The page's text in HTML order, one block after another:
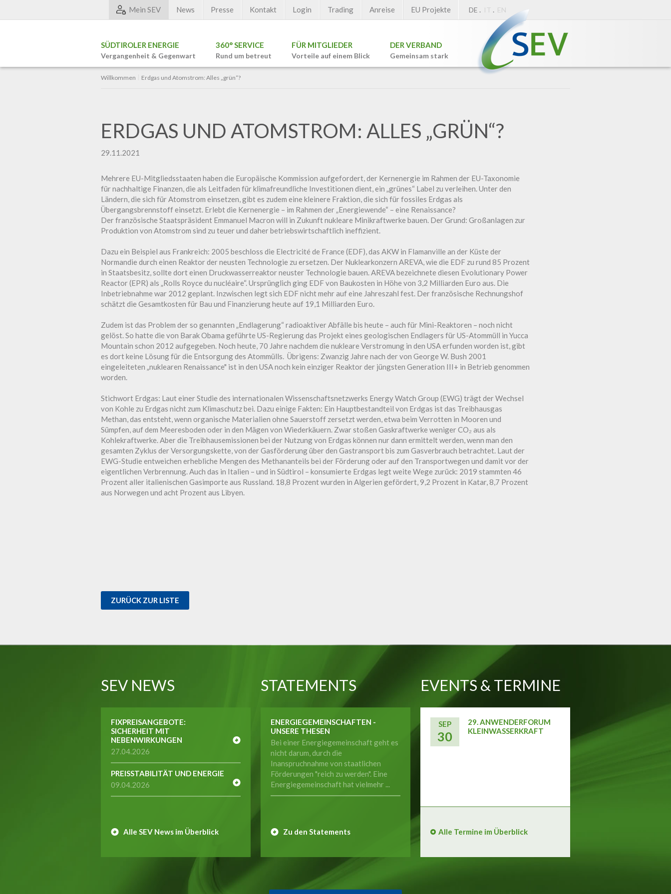
SÜDTIROLER ENERGIE
Vergangenheit & Gegenwart
360° SERVICE
Rund um betreut
FÜR MITGLIEDER
Vorteile auf einem Blick
DER VERBAND
Gemeinsam stark
Mein SEV News Presse Kontakt Login Trading Anreise EU Projekte DE . IT . EN
Willkommen Erdgas und Atomstrom: Alles „grün“?
ERDGAS UND ATOMSTROM: ALLES „GRÜN“?
29.11.2021
Mehrere EU-Mitgliedsstaaten haben die Europäische Kommission aufgefordert, der Kernenergie im Rahmen der EU-Taxonomie
für nachhaltige Finanzen, die als Leitfaden für klimafreundliche Investitionen dient, ein „grünes“ Label zu verleihen. Unter den
Ländern, die sich für Atomstrom einsetzen, gibt es zudem eine kleinere Fraktion, die sich für fossiles Erdgas als
Übergangsbrennstoff einsetzt. Erlebt die Kernenergie – im Rahmen der „Energiewende“ – eine Renaissance?
Der französische Staatspräsident Emmanuel Macron will in Zukunft nukleare Minikraftwerke bauen. Der Grund: Großanlagen zur
Produktion von Atomstrom sind zu teuer und daher betriebswirtschaftlich ineffizient.
Dazu ein Beispiel aus Frankreich: 2005 beschloss die Electricité de France (EDF), das AKW in Flamanville an der Küste der
Normandie durch einen Reaktor der neusten Technologie zu ersetzen. Der Nuklearkonzern AREVA, wie die EDF zu rund 85 Prozent
in Staatsbesitz, sollte dort einen Druckwasserreaktor neuster Technologie bauen. AREVA bezeichnete diesen Evolutionary Power
Reactor (EPR) als „Rolls Royce du nucléaire“. Ursprünglich ging EDF von Baukosten in Höhe von 3,2 Milliarden Euro aus. Die
Inbetriebnahme war 2012 geplant. Inzwischen legt sich EDF nicht mehr auf eine Jahreszahl fest. Der französische Rechnungshof
schätzt die Gesamtkosten für Bau und Finanzierung heute auf 19,1 Milliarden Euro.
Zudem ist das Problem der so genannten „Endlagerung“ radioaktiver Abfälle bis heute – auch für Mini-Reaktoren – noch nicht
gelöst. So hatte die von Barak Obama geführte US-Regierung das Projekt eines geologischen Endlagers für US-Atommüll in Yucca
Mountain schon 2012 aufgegeben. Noch heute, 70 Jahre nachdem die nukleare Verstromung in den USA erfunden worden ist, gibt
es dort keine Lösung für die Entsorgung des Atommülls. Übrigens: Zwanzig Jahre nach der von George W. Bush 2001
eingeleiteten „nuklearen Renaissance" ist in den USA noch kein einziger Reaktor der jüngsten Generation III+ in Betrieb genommen
worden.
Stichwort Erdgas: Laut einer Studie des internationalen Wissenschaftsnetzwerks Energy Watch Group (EWG) trägt der Wechsel
von Kohle zu Erdgas nicht zum Klimaschutz bei. Dazu einige Fakten: Ein Hauptbestandteil von Erdgas ist das Treibhausgas
Methan, das entsteht, wenn organische Materialien ohne Sauerstoff zersetzt werden, etwa beim Verrotten in Mooren und
Sümpfen, auf dem Meeresboden oder in den Mägen von Wiederkäuern. Zwar stoßen Gaskraftwerke weniger CO₂ aus als
Kohlekraftwerke. Aber die Treibhausemissionen bei der Nutzung von Erdgas können nur dann ermittelt werden, wenn man den
gesamten Zyklus der Versorgungskette, von der Gasförderung über den Gastransport bis zum Gasverbrauch betrachtet. Laut der
EWG-Studie entweichen erhebliche Mengen des Methananteils bei der Förderung oder auf den Transportwegen und damit vor der
eigentlichen Verbrennung. Auch das in Italien – und in Südtirol – konsumierte Erdgas legt weite Wege zurück: 2019 stammten 46
Prozent aller italienischen Gasimporte aus Russland. 18,8 Prozent wurden in Algerien gefördert, 9,2 Prozent in Katar, 8,7 Prozent
aus Norwegen und acht Prozent aus Libyen.
ZURÜCK ZUR LISTE
SEV NEWS
FIXPREISANGEBOTE:
SICHERHEIT MIT
NEBENWIRKUNGEN
27.04.2026
PREISSTABILITÄT UND ENERGIE
09.04.2026
Alle SEV News im Überblick
STATEMENTS
ENERGIEGEMEINSCHAFTEN -
UNSERE THESEN
Bei einer Energiegemeinschaft geht es
nicht darum, durch die
Inanspruchnahme von staatlichen
Förderungen "reich zu werden". Eine
Energiegemeinschaft hat vielmehr ...
Zu den Statements
EVENTS & TERMINE
SEP
30
29. ANWENDERFORUM
KLEINWASSERKRAFT
Alle Termine im Überblick